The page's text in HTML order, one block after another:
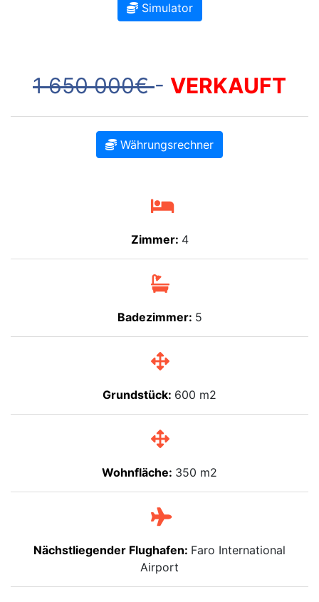
Simulator
1 650 000€- VERKAUFT
Währungsrechner
Zimmer: 4
Badezimmer: 5
Grundstück: 600 m2
Wohnfläche: 350 m2
Nächstliegender Flughafen: Faro International
Airport